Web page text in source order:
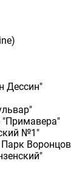
Дессин"
"Примавера"
№1"